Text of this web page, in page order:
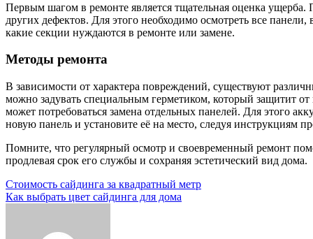
Первым шагом в ремонте является тщательная оценка
других дефектов. Для этого необходимо осмотреть все
какие секции нуждаются в ремонте или замене.
Методы ремонта
В зависимости от характера повреждений, существуют
можно задувать специальным герметиком, который защитит
может потребоваться замена отдельных панелей. Для этого
новую панель и установите её на место, следуя инструкциям
Помните, что регулярный осмотр и своевременный ремонт
продлевая срок его службы и сохраняя эстетический вид дома.
Навигация
по
Стоимость сайдинга за квадратный метр
Как выбрать цвет сайдинга для дома